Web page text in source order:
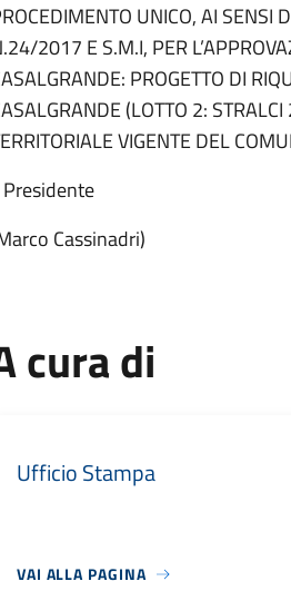
UNICO, AI SENSI
2017 E S.M.I, PER
PROGETTO DI
(LOTTO 2:
VIGENTE DEL
Presidente
Cassinadri)
cura di
Ufficio Stampa
VAI ALLA PAGINA